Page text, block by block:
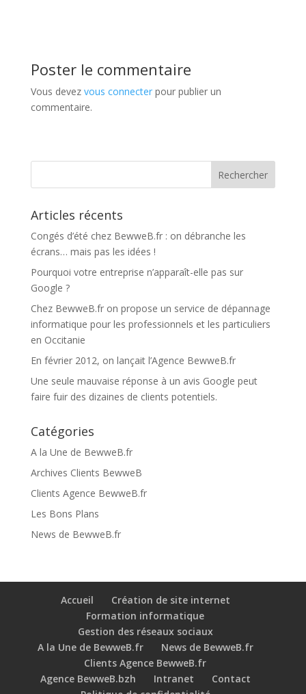
Poster le commentaire
Vous devez vous connecterpour publier un
commentaire.
Articles récents
Congés d’été chez BewweB.fr : on débranche les
écrans… mais pas les idées !
Pourquoi votre entreprise n’apparaît-elle pas sur
Google ?
Chez BewweB.fr on propose un service de dépannage
informatique pour les professionnels et les particuliers
en Occitanie
En février 2012, on lançait l’Agence BewweB.fr
Une seule mauvaise réponse à un avis Google peut
faire fuir des dizaines de clients potentiels.
Catégories
A la Une de BewweB.fr
Archives Clients BewweB
Clients Agence BewweB.fr
Les Bons Plans
News de BewweB.fr
Accueil
Création de site internet
Formation informatique
Gestion des réseaux sociaux
A la Une de BewweB.fr
News de BewweB.fr
Clients Agence BewweB.fr
Agence BewweB.bzh
Intranet
Contact